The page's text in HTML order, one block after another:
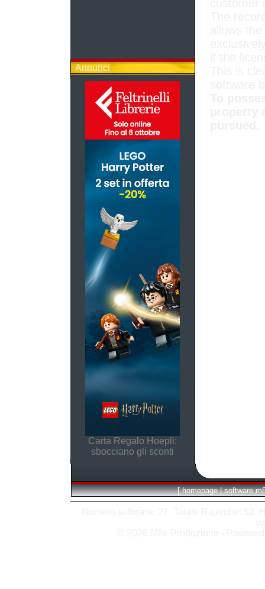
Annunci
Carta Regalo Hoepli:
sbocciano gli sconti
[ homepage | software